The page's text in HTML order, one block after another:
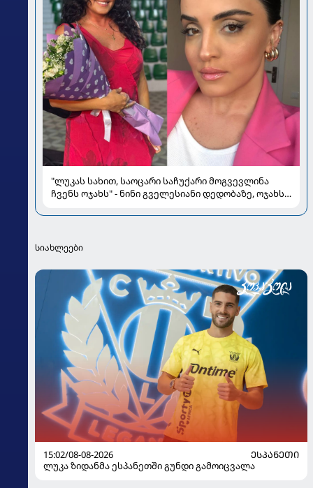
"ლუკას სახით, საოცარი საჩუქარი მოგვევლინა
ჩვენს ოჯახს" - ნინი გველესიანი დედობაზე, ოჯახსა
სიახლეები
15:02/08-08-2026
ᲔᲡᲞᲐᲜᲔᲗᲘ
ლუკა ზიდანმა ესპანეთში გუნდი გამოიცვალა